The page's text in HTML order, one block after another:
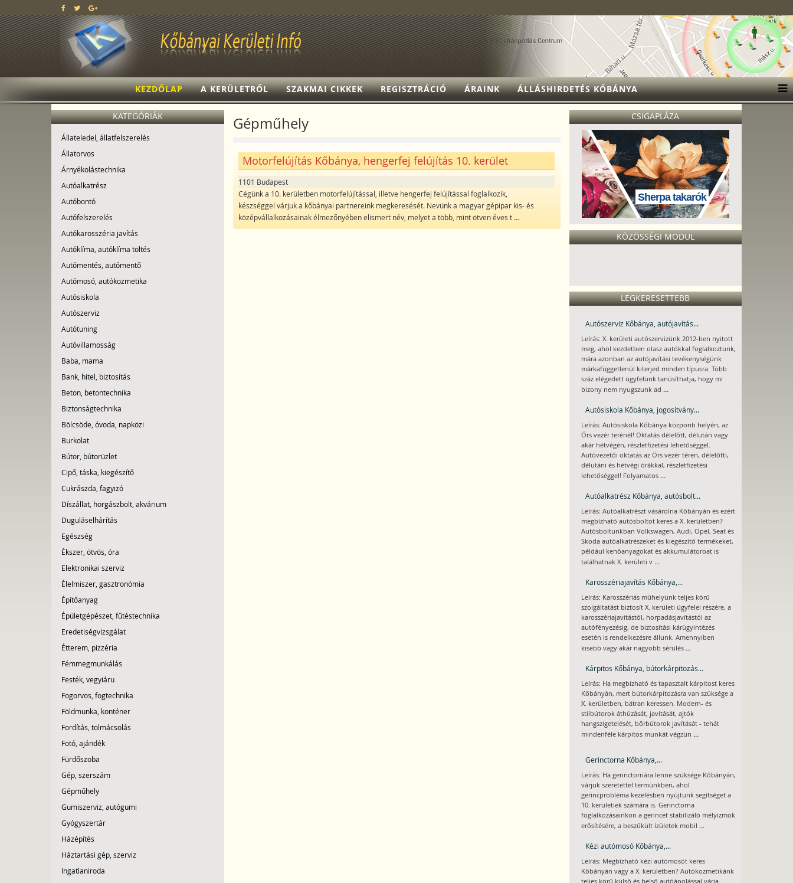
KEZDŐLAP A KERÜLETRŐL SZAKMAI CIKKEK REGISZTRÁCIÓ ÁRAINK ÁLLÁSHIRDETÉS KŐBÁNYA
KATEGÓRIÁK
Állateledel, állatfelszerelés
Állatorvos
Árnyékolástechnika
Autóalkatrész
Autóbontó
Autófelszerelés
Autókarosszéria javítás
Autóklíma, autóklíma töltés
Autómentés, autómentő
Autómosó, autókozmetika
Autósiskola
Autószerviz
Autótuning
Autóvillamosság
Baba, mama
Bank, hitel, biztosítás
Beton, betontechnika
Biztonságtechnika
Bölcsöde, óvoda, napközi
Burkolat
Bútor, bútorüzlet
Cipő, táska, kiegészítő
Cukrászda, fagyizó
Díszállat, horgászbolt, akvárium
Duguláselhárítás
Egészség
Ékszer, ötvös, óra
Elektronikai szerviz
Élelmiszer, gasztronómia
Építőanyag
Épületgépészet, fűtéstechnika
Eredetiségvizsgálat
Étterem, pizzéria
Fémmegmunkálás
Festék, vegyiáru
Fogorvos, fogtechnika
Földmunka, konténer
Fordítás, tolmácsolás
Fotó, ajándék
Fürdőszoba
Gép, szerszám
Gépműhely
Gumiszerviz, autógumi
Gyógyszertár
Házépítés
Háztartási gép, szerviz
Ingatlaniroda
Gépműhely
Motorfelújítás Kőbánya, hengerfej felújítás 10. kerület
1101 Budapest
Cégünk a 10. kerületben motorfelújítással, illetve hengerfej felújítással foglalkozik,
készséggel várjuk a kőbányai partnereink megkeresését. Nevünk a magyar gépipar kis- és
középvállalkozásainak élmezőnyében elismert név, melyet a több, mint ötven éves t...
CSIGAPLÁZA
Sherpa takarók
KÖZÖSSÉGI MODUL
LEGKERESETTEBB
Autószerviz Kőbánya, autójavítás...
Leírás: X. kerületi autószervizünk 2012-ben nyitott
meg, ahol kezdetben olasz autókkal foglalkoztunk,
mára azonban az autójavítási tevékenységünk
márkafüggetlenül kiterjed minden típusra. Több
száz elégedett ügyfelünk tanúsíthatja, hogy mi
bizony nem nyugszunk ad ...
Autósiskola Kőbánya, jogosítvány...
Leírás: Autósiskola Kőbánya központi helyén, az
Örs vezér terénél! Oktatás délelőtt, délután vagy
akár hétvégén, részletfizetési lehetőséggel.
Autóvezetői oktatás az Örs vezér téren, délelőtti,
délutáni és hétvégi órákkal, részletfizetési
lehetőséggel! Folyamatos ...
Autóalkatrész Kőbánya, autósbolt...
Leírás: Autóalkatrészt vásárolna Kőbányán és ezért
megbízható autósboltot keres a X. kerületben?
Autósboltunkban Volkswagen, Audi, Opel, Seat és
Skoda autóalkatrészeket és kiegészítő termékeket,
például kenőanyagokat és akkumulátoroat is
találhatnak X. kerületi v ...
Karosszériajavítás Kőbánya,...
Leírás: Karosszériás műhelyünk teljes körű
szolgáltatást biztosít X. kerületi ügyfelei részére, a
karosszériajavítástól, horpadásjavítástól az
autófényezésig, de biztosítási kárügyintézés
esetén is rendelkezésre állunk. Amennyiben
kisebb vagy akár nagyobb sérülés ...
Kárpitos Kőbánya, bútorkárpitozás...
Leírás: Ha megbízható és tapasztalt kárpitost keres
Kőbányán, mert bútorkárpitozásra van szüksége a
X. kerületben, bátran keressen. Modern- és
stílbútorok áthúzását, javítását, ajtók
hangszigetelését, bőrbútorok javítását - tehát
mindenféle kárpitos munkát végzün ...
Gerinctorna Kőbánya,...
Leírás: Ha gerinctornára lenne szüksége Kőbányán,
várjuk szeretettel termünkben, ahol
gerincprobléma kezelésben nyújtunk segítséget a
10. kerületiek számára is. Gerinctorna
foglalkozásainkon a gerincet stabilizáló mélyizmok
erősítésére, a beszűkült ízületek mobil ...
Kézi autómosó Kőbánya,...
Leírás: Megbízható kézi autómosót keres
Kőbányán vagy a X. kerületben? Autókozmetikánk
teljes körű külső és belső autóápolással várja